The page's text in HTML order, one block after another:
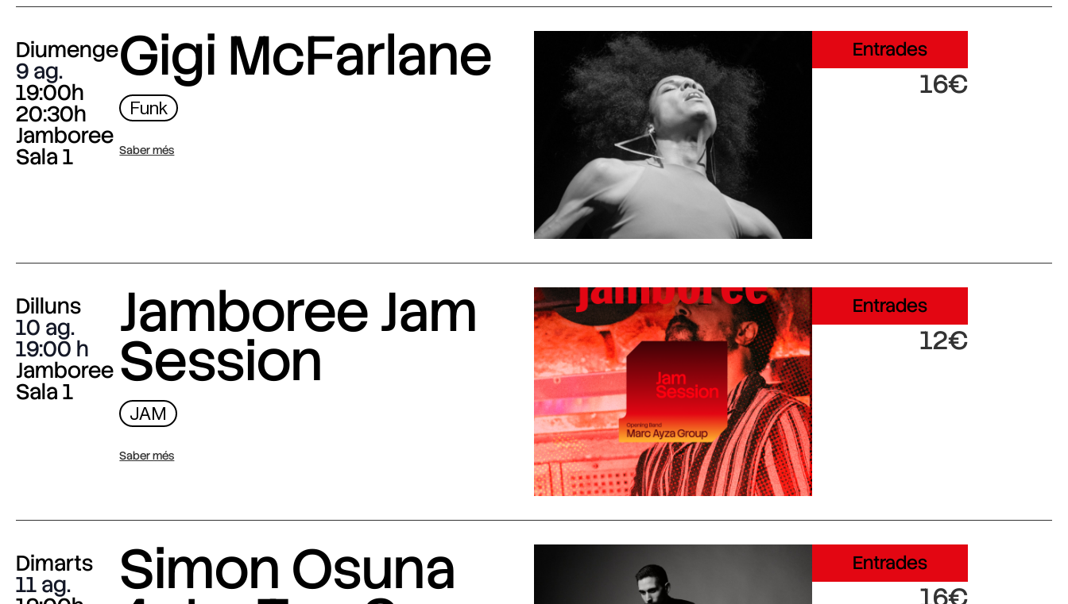
Diumenge
9 ag.
19:00h
20:30h
Jamboree
Sala 1
Gigi McFarlane
Funk
Saber més
Entrades
16€
Dilluns
10 ag.
19:00
Jamboree
Sala 1
Jamboree Jam
Session
JAM
Saber més
Entrades
12€
Dimarts
11 ag. Simon Osuna Entrades